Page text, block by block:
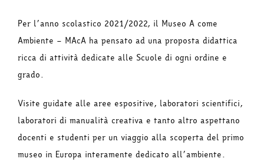
Per l’anno scolastico 2021/2022, il Museo A come
Ambiente – MAcA ha pensato ad una proposta didattica
ricca di attività dedicate alle Scuole di ogni ordine e
grado.
Visite guidate alle aree espositive, laboratori scientifici,
laboratori di manualità creativa e tanto altro aspettano
docenti e studenti per un viaggio alla scoperta del primo
museo in Europa interamente dedicato all’ambiente.